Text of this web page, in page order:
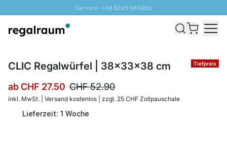
Service: +49 6245 945960
Versand & Zoll gratis ab 300 CHF
Tiefpreis
CLIC Regalwürfel | 38x33x38 cm
abCHF 27.50 CHF 52.90
inkl. MwSt. | Versand kostenlos | zzgl. 25 CHF Zollpauschale
Lieferzeit: 1 Woche